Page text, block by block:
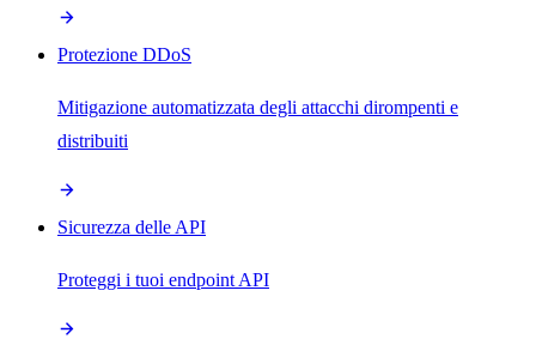
Protezione DDoS
Mitigazione automatizzata degli attacchi dirompenti e
distribuiti
Sicurezza delle API
Proteggi i tuoi endpoint API